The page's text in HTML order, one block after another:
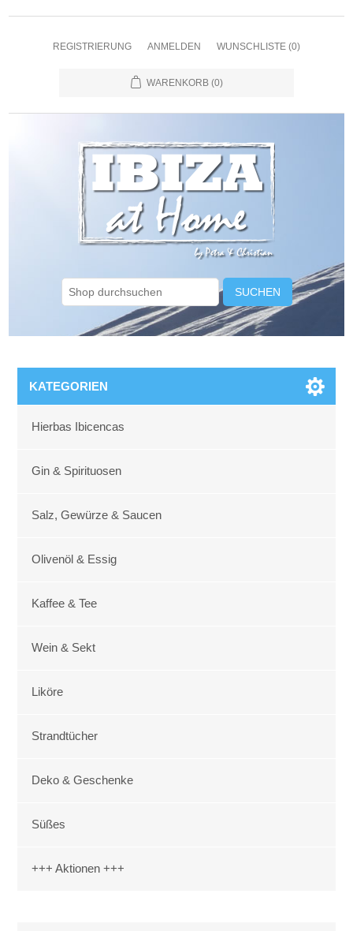
REGISTRIERUNG ANMELDEN WUNSCHLISTE (0)
WARENKORB (0)
SUCHEN
KATEGORIEN
Hierbas Ibicencas
Gin & Spirituosen
Salz, Gewürze & Saucen
Olivenöl & Essig
Kaffee & Tee
Wein & Sekt
Liköre
Strandtücher
Deko & Geschenke
Süßes
+++ Aktionen +++